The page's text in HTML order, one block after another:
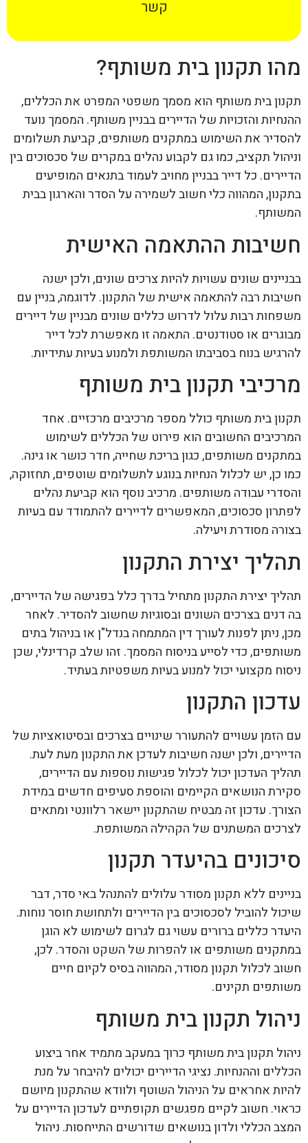
קשר
מהו תקנון בית משותף?
תקנון בית משותף הוא מסמך משפטי המפרט את הכללים,
ההנחיות והזכויות של הדיירים בבניין משותף. המסמך נועד
להסדיר את השימוש במתקנים משותפים, קביעת תשלומים
וניהול תקציב, כמו גם לקבוע נהלים במקרים של סכסוכים בין
הדיירים. כל דייר בבניין מחויב לעמוד בתנאים המופיעים
בתקנון, המהווה כלי חשוב לשמירה על הסדר והארגון בבית
המשותף.
חשיבות ההתאמה האישית
בבניינים שונים עשויות להיות צרכים שונים, ולכן ישנה
חשיבות רבה להתאמה אישית של התקנון. לדוגמה, בניין עם
משפחות רבות עלול לדרוש כללים שונים מבניין של דיירים
מבוגרים או סטודנטים. התאמה זו מאפשרת לכל דייר
להרגיש בנוח בסביבתו המשותפת ולמנוע בעיות עתידיות.
מרכיבי תקנון בית משותף
תקנון בית משותף כולל מספר מרכיבים מרכזיים. אחד
המרכיבים החשובים הוא פירוט של הכללים לשימוש
במתקנים משותפים, כגון בריכת שחייה, חדר כושר או גינה.
כמו כן, יש לכלול הנחיות בנוגע לתשלומים שוטפים, תחזוקה,
והסדרי עבודה משותפים. מרכיב נוסף הוא קביעת נהלים
לפתרון סכסוכים, המאפשרים לדיירים להתמודד עם בעיות
בצורה מסודרת ויעילה.
תהליך יצירת התקנון
תהליך יצירת התקנון מתחיל בדרך כלל בפגישה של הדיירים,
בה דנים בצרכים השונים ובסוגיות שחשוב להסדיר. לאחר
מכן, ניתן לפנות לעורך דין המתמחה בנדל"ן או בניהול בתים
משותפים, כדי לסייע בניסוח המסמך. זהו שלב קרדינלי, שכן
ניסוח מקצועי יכול למנוע בעיות משפטיות בעתיד.
עדכון התקנון
עם הזמן עשויים להתעורר שינויים בצרכים ובסיטואציות של
הדיירים, ולכן ישנה חשיבות לעדכן את התקנון מעת לעת.
תהליך העדכון יכול לכלול פגישות נוספות עם הדיירים,
סקירת הנושאים הקיימים והוספת סעיפים חדשים במידת
הצורך. עדכון זה מבטיח שהתקנון יישאר רלוונטי ומתאים
לצרכים המשתנים של הקהילה המשותפת.
סיכונים בהיעדר תקנון
בניינים ללא תקנון מסודר עלולים להתנהל באי סדר, דבר
שיכול להוביל לסכסוכים בין הדיירים ולתחושת חוסר נוחות.
היעדר כללים ברורים עשוי גם לגרום לשימוש לא הוגן
במתקנים משותפים או להפרות של השקט והסדר. לכן,
חשוב לכלול תקנון מסודר, המהווה בסיס לקיום חיים
משותפים תקינים.
ניהול תקנון בית משותף
ניהול תקנון בית משותף כרוך במעקב מתמיד אחר ביצוע
הכללים וההנחיות. נציגי הדיירים יכולים להיבחר על מנת
להיות אחראים על הניהול השוטף ולוודא שהתקנון מיושם
כראוי. חשוב לקיים מפגשים תקופתיים לעדכון הדיירים על
המצב הכללי ולדון בנושאים שדורשים התייחסות. ניהול